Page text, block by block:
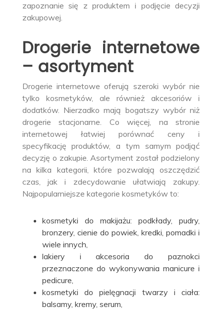
zapoznanie się z produktem i podjęcie decyzji
zakupowej.
Drogerie internetowe
– asortyment
Drogerie internetowe oferują szeroki wybór nie
tylko kosmetyków, ale również akcesoriów i
dodatków. Nierzadko mają bogatszy wybór niż
drogerie stacjonarne. Co więcej, na stronie
internetowej łatwiej porównać ceny i
specyfikację produktów, a tym samym podjąć
decyzję o zakupie. Asortyment został podzielony
na kilka kategorii, które pozwalają oszczędzić
czas, jak i zdecydowanie ułatwiają zakupy.
Najpopularniejsze kategorie kosmetyków to:
kosmetyki do makijażu: podkłady, pudry,
bronzery, cienie do powiek, kredki, pomadki i
wiele innych,
lakiery i akcesoria do paznokci
przeznaczone do wykonywania manicure i
pedicure,
kosmetyki do pielęgnacji twarzy i ciała:
balsamy, kremy, serum,